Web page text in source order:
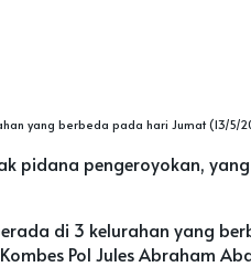
yang berbeda pada hari Jumat (13/5/
pidana pengeroyokan,
di 3 kelurahan yang
Pol Jules Abraham